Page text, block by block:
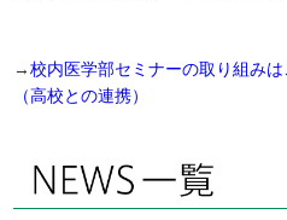
→校内医学部セミナーの取り組み
（高校との連携）